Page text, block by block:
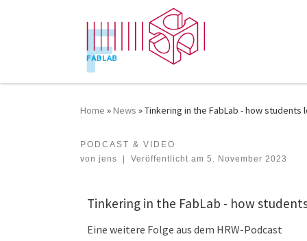
Zum Inhalt springen
Home »News »Tinkering in the FabLab - how students
PODCAST & VIDEO
von jens | Veröffentlicht am 5. November 2023
Tinkering in the FabLab - how
Eine weitere Folge aus dem HRW-Podcast